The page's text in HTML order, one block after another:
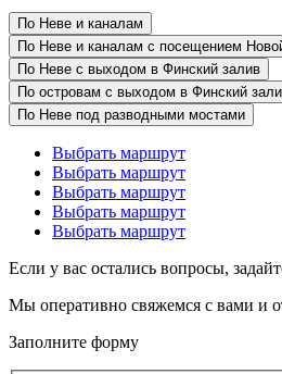
По Неве и каналам
По Неве и каналам с посещением
По Неве с выходом в Финский залив
По островам с выходом в Финский
По Неве под разводными мостами
Выбрать маршрут
Выбрать маршрут
Выбрать маршрут
Выбрать маршрут
Выбрать маршрут
Если у вас остались вопросы,
Мы оперативно свяжемся с вами и
Заполните форму